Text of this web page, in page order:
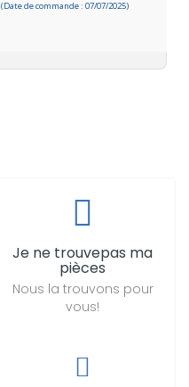
(Date de commande : 07/07/2025)
Je ne trouvepas ma
pièces
Nous la trouvons pour
vous!